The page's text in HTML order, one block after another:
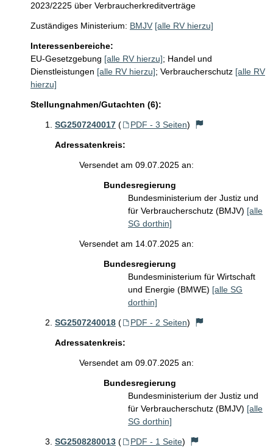
2023/2225 über Verbraucherkreditverträge
Zuständiges Ministerium: BMJV [alle RV hierzu]
Interessenbereiche:
EU-Gesetzgebung [alle RV hierzu]; Handel und
Dienstleistungen [alle RV hierzu]; Verbraucherschutz [alle RV
hierzu]
Stellungnahmen/Gutachten (6):
SG2507240017 ( PDF - 3 Seiten)
Adressatenkreis:
Versendet am 09.07.2025 an:
Bundesregierung
Bundesministerium der Justiz und
für Verbraucherschutz (BMJV) [alle
SG dorthin]
Versendet am 14.07.2025 an:
Bundesregierung
Bundesministerium für Wirtschaft
und Energie (BMWE) [alle SG
dorthin]
SG2507240018 ( PDF - 2 Seiten)
Adressatenkreis:
Versendet am 09.07.2025 an:
Bundesregierung
Bundesministerium der Justiz und
für Verbraucherschutz (BMJV) [alle
SG dorthin]
SG2508280013 ( PDF - 1 Seite)